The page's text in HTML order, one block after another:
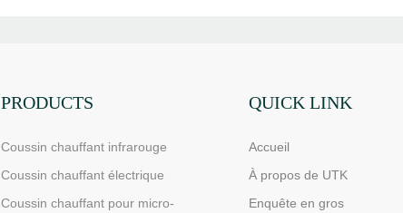
PRODUCTS
Coussin chauffant infrarouge
Coussin chauffant électrique
Coussin chauffant pour micro-
QUICK LINK
Accueil
À propos de UTK
Enquête en gros